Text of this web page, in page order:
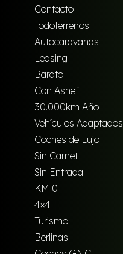
Contacto
Todoterrenos
Autocaravanas
Leasing
Barato
Con Asnef
30.000km Año
Vehículos Adaptados
Coches de Lujo
Sin Carnet
Sin Entrada
KM 0
4×4
Turismo
Berlinas